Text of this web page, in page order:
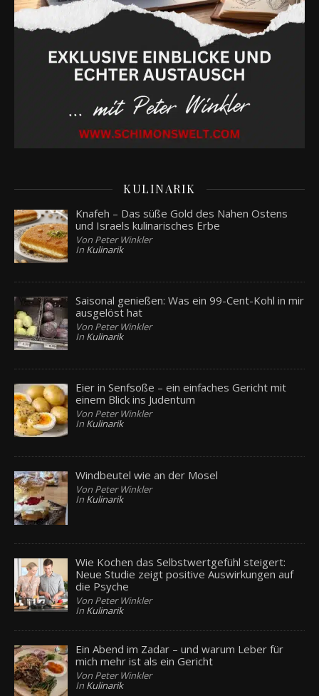
KULINARIK
Knafeh – Das süße Gold des Nahen Ostens
und Israels kulinarisches Erbe
Von Peter Winkler
In Kulinarik
Saisonal genießen: Was ein 99-Cent-Kohl in mir
ausgelöst hat
Von Peter Winkler
In Kulinarik
Eier in Senfsoße – ein einfaches Gericht mit
einem Blick ins Judentum
Von Peter Winkler
In Kulinarik
Windbeutel wie an der Mosel
Von Peter Winkler
In Kulinarik
Wie Kochen das Selbstwertgefühl steigert:
Neue Studie zeigt positive Auswirkungen auf
die Psyche
Von Peter Winkler
In Kulinarik
Ein Abend im Zadar – und warum Leber für
mich mehr ist als ein Gericht
Von Peter Winkler
In Kulinarik